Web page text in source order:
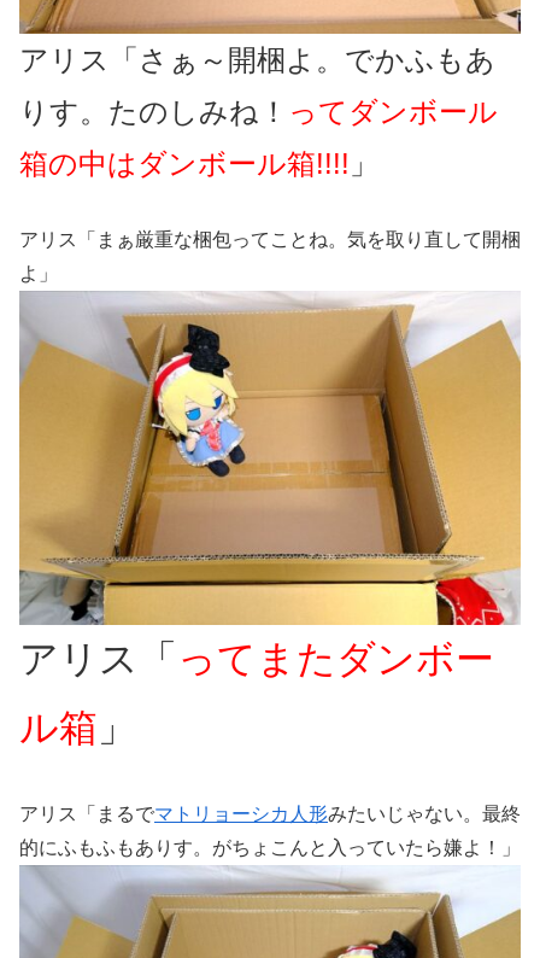
アリス「さぁ～開梱よ。でかふもあ
りす。たのしみね！ ってダンボール
箱の中はダンボール箱!!!! 」
アリス「まぁ厳重な梱包ってことね。気を取り直して開梱
よ」
アリス「 ってまたダンボー
ル箱 」
アリス「まるでマトリョーシカ人形みたいじゃない。最終
的にふもふもありす。がちょこんと入っていたら嫌よ！」